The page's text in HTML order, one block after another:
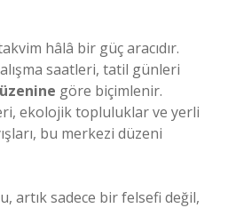
hâlâ bir güç aracıdır.
saatleri, tatil günleri
göre biçimlenir.
ekolojik topluluklar ve yerli
bu merkezi düzeni
artık sadece bir felsefi değil,